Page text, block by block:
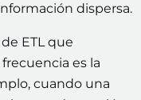
dispersa.
ETL que
es la
cuando una